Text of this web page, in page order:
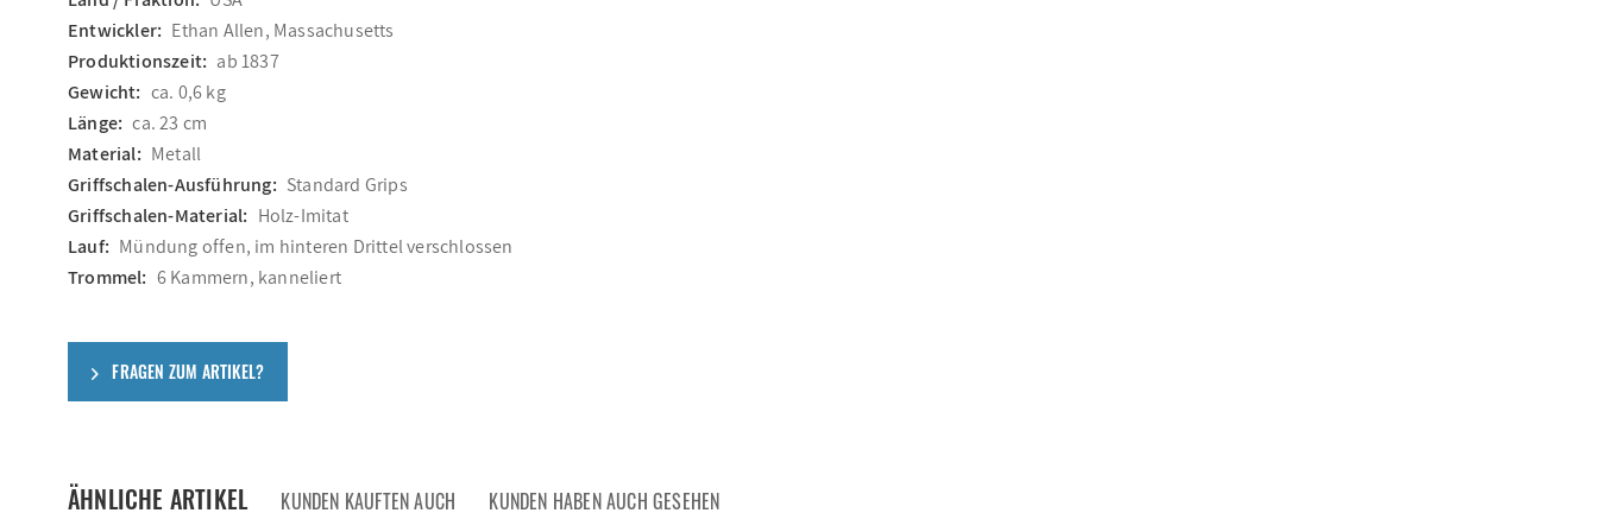
Entwickler: Ethan Allen, Massachusetts
Produktionszeit: ab 1837
Gewicht: ca. 0,6 kg
Länge: ca. 23 cm
Material: Metall
Griffschalen-Ausführung: Standard Grips
Griffschalen-Material: Holz-Imitat
Lauf: Mündung offen, im hinteren Drittel verschlossen
Trommel: 6 Kammern, kanneliert
FRAGEN ZUM ARTIKEL?
ÄHNLICHE ARTIKEL KUNDEN KAUFTEN AUCH KUNDEN HABEN AUCH GESEHEN